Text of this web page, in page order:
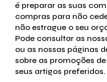
é preparar as suas
compras para não
não estrague o seu
Pode consultar as
ou as nossas páginas
sobre as promoções
seus artigos preferidos.